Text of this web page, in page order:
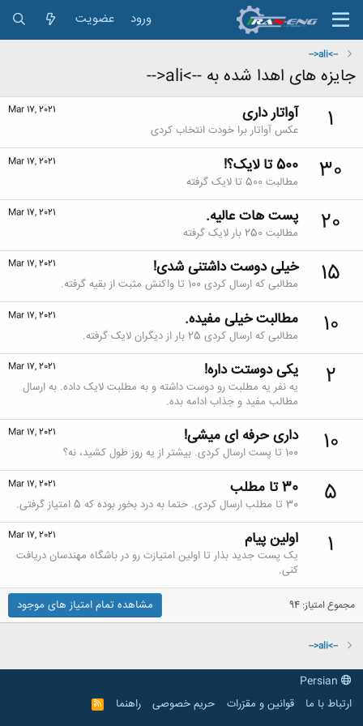
ورود عضویت
-->ali<--
جایزه های اهدا شده به -->ali<--
1
Mar 17, 2021 آواتار داری
عکس آواتار برا خودت انتخاب کردی
30
Mar 17, 2021 500 تا لایک؟!
مطالبت 500 تا لایک گرفته
20
Mar 17, 2021 پست هات عالیه.
مطالبت 250 بار لایک گرفته
15
Mar 17, 2021 خیلی دوست داشتنی شدی!
مطالبی که ارسال کردی 100 تا واکنش مثبت از بقیه گرفته.
10
Mar 17, 2021 مطالبت خیلی مفیده.
مطالبی که ارسال کردی 25 بار از دیگران لایک گرفته.
2
Mar 17, 2021 یکی دوستت داره!
یه نفر یه مطلبت رو دوست داشته و به مطلبت لایک داده. به ارسال
مطالب مفید و جذاب ادامه بده.
10
Mar 17, 2021 داری حرفه ای میشی!
100 تا پست ارسال کردی. بیشتر از یه روز طول کشید، نه؟
5
Mar 17, 2021 30 تا مطلب
30 تا مطلب ارسال کردی. حتما به درد بخور بوده که 5 امتیاز گرفتی.
1
Mar 17, 2021 اولین پیام
یک پست جدید بذار تا اولین امتیازت رو در باشگاه مهندسان دریافت
کنی.
مجموع امتیاز: 94 مشاهده تمام امتیاز های موجود
-->ali<--
ارتباط با ما
قوانین و مقرّرات حریم خصوصی راهنما
R
S